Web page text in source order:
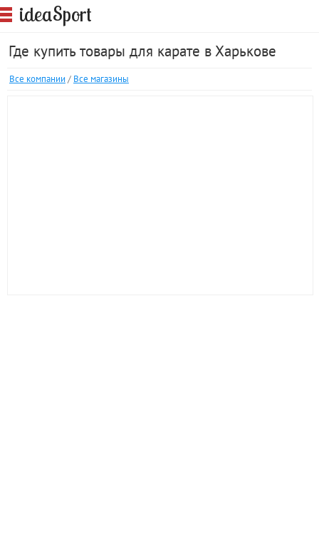
ideaSport
Где купить товары для карате в Харькове
Все компании / Все магазины